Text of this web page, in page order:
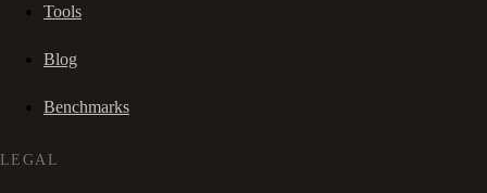
Tools
Blog
Benchmarks
LEGAL